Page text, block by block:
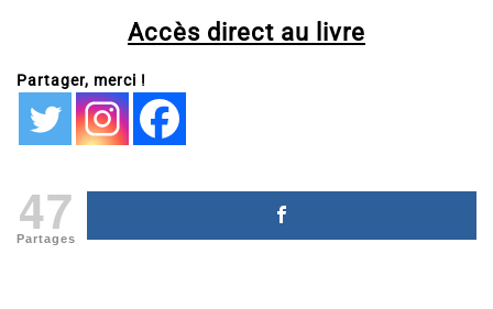
Accès direct au livre
Partager, merci !
47
Partages